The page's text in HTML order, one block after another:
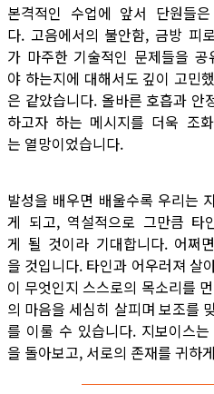
본격적인 수업에 앞서 단원들
다. 고음에서의 불안함, 금방 피
가 마주한 기술적인 문제들을
야 하는지에 대해서도 깊이 고민
은 같았습니다. 올바른 호흡과 안
하고자 하는 메시지를 더욱 조
는 열망이었습니다.
발성을 배우면 배울수록 우리는
게 되고, 역설적으로 그만큼 타
게 될 것이라 기대합니다. 어쩌
을 것입니다. 타인과 어우러져 살
이 무엇인지 스스로의 목소리를
의 마음을 세심히 살피며 보조를
를 이룰 수 있습니다. 지보이스
을 돌아보고, 서로의 존재를 귀하